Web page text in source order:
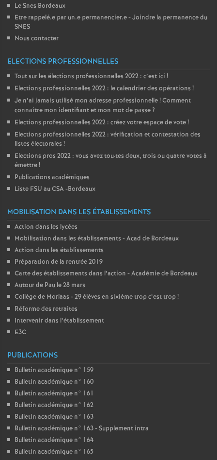
Le Snes Bordeaux
Etre rappelé.e par un.e permanencier.e - Joindre la permanence du
SNES
Nous contacter
ELECTIONS PROFESSIONNELLES
Tout sur les élections professionnelles 2022 : c’est ici !
Elections professionnelles 2022 : le calendrier des opérations !
Je n’ai jamais utilisé mon adresse professionnelle! Comment
connaître mon identifiant et mon mot de passe?
Elections professionnelles 2022 : créez votre espace de vote!
Elections professionnelles 2022 : vérification et contestation des
listes électorales !
Elections pros 2022 : vous avez tou·tes deux, trois ou quatre votes à
émettre!
Publications académiques
Liste FSU au CSA -Bordeaux
MOBILISATION DANS LES ÉTABLISSEMENTS
Action dans les lycées
Mobilisation dans les établissements - Acad de Bordeaux
Action dans les établissements
Préparation de la rentrée 2019
Carte des établissements dans l’action - Académie de Bordeaux
Autour de Pau le 28 mars
Collège de Morlaas - 29 élèves en sixième trop c’est trop!
Réforme des retraites
Intervenir dans l’établissement
E3C
PUBLICATIONS
Bulletin académique n° 159
Bulletin académique n° 160
Bulletin académique n° 161
Bulletin académique n° 162
Bulletin académique n° 163
Bulletin académique n° 163 - Supplement intra
Bulletin académique n° 164
Bulletin académique n° 165